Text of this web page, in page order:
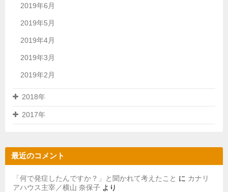
2019年6月
2019年5月
2019年4月
2019年3月
2019年2月
2018年
2017年
最近のコメント
「何で発症したんですか？」と聞かれて考えたこと に カナリ
アハウス主宰／横山 奈保子 より